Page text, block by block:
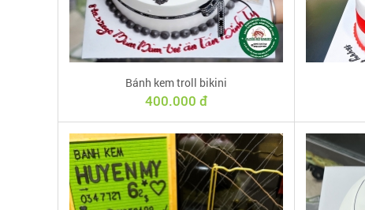
Bánh kem troll bikini
400.000 đ